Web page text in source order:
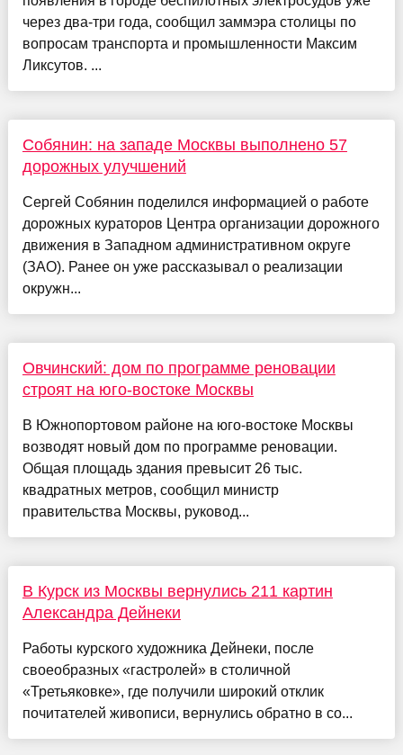
через два-три года, сообщил заммэра столицы по
вопросам транспорта и промышленности Максим
Ликсутов. ...
Собянин: на западе Москвы выполнено 57
дорожных улучшений
Сергей Собянин поделился информацией о работе
дорожных кураторов Центра организации дорожного
движения в Западном административном округе
(ЗАО). Ранее он уже рассказывал о реализации
окружн...
Овчинский: дом по программе реновации
строят на юго-востоке Москвы
В Южнопортовом районе на юго-востоке Москвы
возводят новый дом по программе реновации.
Общая площадь здания превысит 26 тыс.
квадратных метров, сообщил министр
правительства Москвы, руковод...
В Курск из Москвы вернулись 211 картин
Александра Дейнеки
Работы курского художника Дейнеки, после
своеобразных «гастролей» в столичной
«Третьяковке», где получили широкий отклик
почитателей живописи, вернулись обратно в со...